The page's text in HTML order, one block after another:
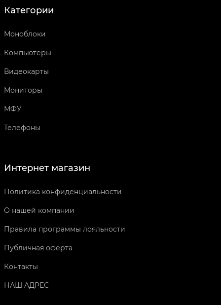
Категории
Моноблоки
Компьютеры
Видеокарты
Мониторы
МФУ
Телефоны
Интернет магазин
Политика конфиденциальности
О нашей компании
Правила программы лояльности
Публичная оферта
Контакты
НАШ АДРЕС